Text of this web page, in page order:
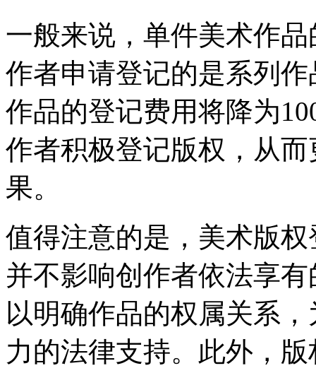
一般来说，‌单件美术作
作者申请登记的是系列
作品的登记费用将降为
作者积极登记版权，‌从
果。‌
值得注意的是，‌美术版
并不影响创作者依法享
以明确作品的权属关系
力的法律支持。‌此外，‌